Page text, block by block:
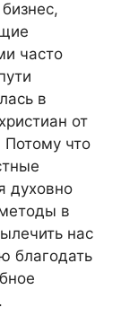
часто
в
от
Потому что
духовно
в
нас
благодать